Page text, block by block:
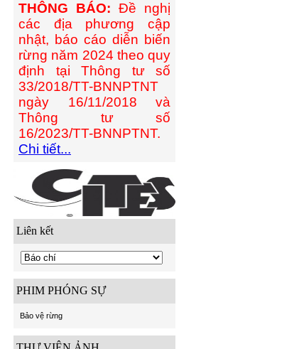
THÔNG BÁO: Đề nghị
các địa phương cập
nhật, báo cáo diễn biến
rừng năm 2024 theo quy
định tại Thông tư số
33/2018/TT-BNNPTNT
ngày 16/11/2018 và
Thông tư số
16/2023/TT-BNNPTNT.
Chi tiết...
Liên kết
PHIM PHÓNG SỰ
Bảo vệ rừng